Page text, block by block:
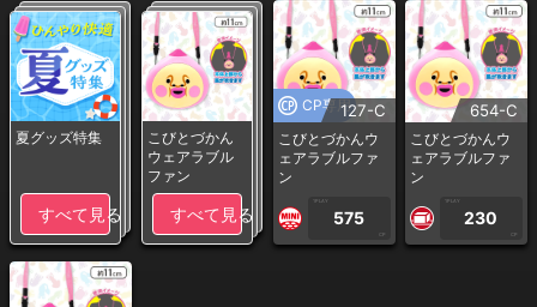
夏グッズ特集
すべて見る
こびとづかん
ウェアラブル
ファン
すべて見る
CP専用127-C
こびとづかんウ
ェアラブルファ
ン
1PLAY
575
CP
654-C
こびとづかんウ
ェアラブルファ
ン
1PLAY
230
CP